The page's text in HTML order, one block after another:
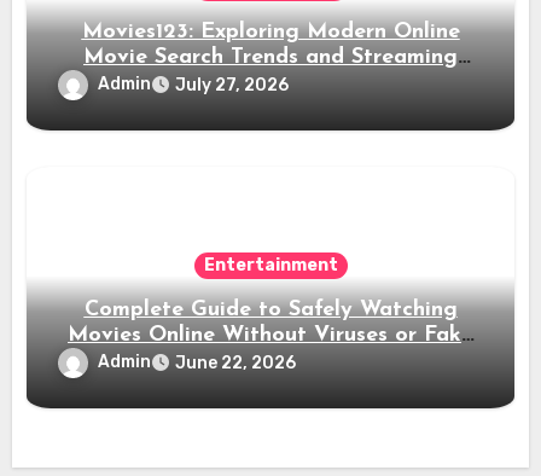
Movies123: Exploring Modern Online
Movie Search Trends and Streaming
Habits
Admin July 27, 2026
Entertainment
Complete Guide to Safely Watching
Movies Online Without Viruses or Fake
Websites
Admin June 22, 2026